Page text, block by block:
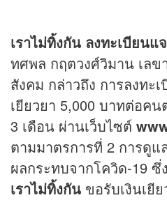
เราไม่ทิ้งกัน ลงทะเบียนแ
ทศพล กฤตวงศ์วิมาน เล
สังคม กล่าวถึง การลงทะ
เยียวยา 5,000 บาทต่อคน
3 เดือน ผ่านเว็บไซต์
ตามมาตรการที่ 2 การดูแ
ผลกระทบจากโควิด-19 ซึ่ง
เราไม่ทิ้งกัน ขอรับเงินเยี